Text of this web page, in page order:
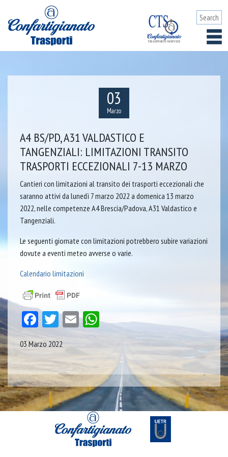
03
Marzo
A4 BS/PD, A31 VALDASTICO E
TANGENZIALI: LIMITAZIONI TRANSITO
TRASPORTI ECCEZIONALI 7-13 MARZO
Cantieri con limitazioni al transito dei trasporti eccezionali che
saranno attivi da lunedì 7 marzo 2022 a domenica 13 marzo
2022, nelle competenze A4 Brescia/Padova, A31 Valdastico e
Tangenziali.
Le seguenti giornate con limitazioni potrebbero subire variazioni
dovute a eventi meteo avverse o varie.
Calendario limitazioni
Facebook
Twitter
EmailWhatsApp
03 Marzo 2022